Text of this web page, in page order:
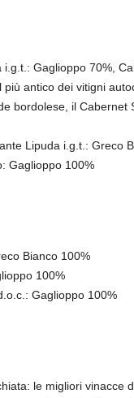
i.g.t.: Gaglioppo 70%,
più antico dei vitigni
bordolese, il Cabernet
Lipuda i.g.t.: Greco
Gaglioppo 100%
Bianco 100%
100%
Gaglioppo 100%
le migliori vinacce